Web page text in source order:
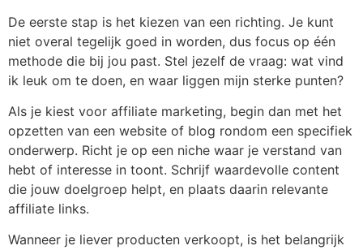
De eerste stap is het kiezen van een richting. Je kunt
niet overal tegelijk goed in worden, dus focus op één
methode die bij jou past. Stel jezelf de vraag: wat vind
ik leuk om te doen, en waar liggen mijn sterke punten?
Als je kiest voor affiliate marketing, begin dan met het
opzetten van een website of blog rondom een specifiek
onderwerp. Richt je op een niche waar je verstand van
hebt of interesse in toont. Schrijf waardevolle content
die jouw doelgroep helpt, en plaats daarin relevante
affiliate links.
Wanneer je liever producten verkoopt, is het belangrijk